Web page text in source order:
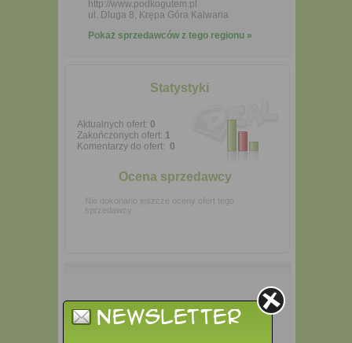
http://www.podkogutem.pl
ul. Dluga 8, Krępa Góra Kalwaria
Pokaż sprzedawców z tego regionu »
Statystyki
Aktualnych ofert: 0
Zakończonych ofert: 1
Komentarzy do ofert: 0
Ocena sprzedawcy
Nie dokonano jeszcze oceny ofert tego
sprzedawcy.